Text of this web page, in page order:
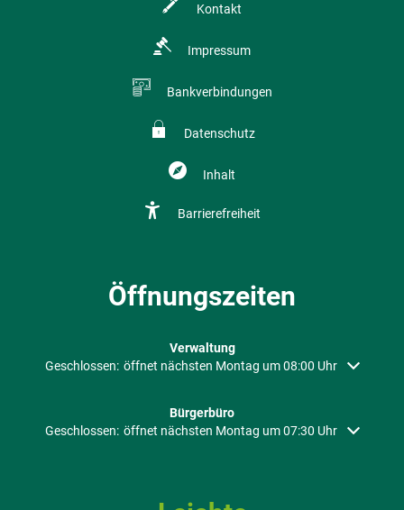
Kontakt
Impressum
Bankverbindungen
Datenschutz
Inhalt
Barrierefreiheit
Öffnungszeiten
Verwaltung
Klicken, um weitere Öffnungs- oder Schließzeiten auszublenden
Geschlossen: öffnet nächsten Montag um 08:00 Uhr
Bürgerbüro
Klicken, um weitere Öffnungs- oder Schließzeiten auszublenden
Geschlossen: öffnet nächsten Montag um 07:30 Uhr